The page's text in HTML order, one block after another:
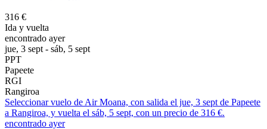
316 €
Ida y vuelta
encontrado ayer
jue, 3 sept - sáb, 5 sept
PPT
Papeete
RGI
Rangiroa
Seleccionar vuelo de Air Moana, con salida el jue, 3 sept de Papeete
a Rangiroa, y vuelta el sáb, 5 sept, con un precio de 316 €.
encontrado ayer